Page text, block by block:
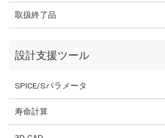
取扱終了品
設計支援ツール
SPICE/Sパラメータ
寿命計算